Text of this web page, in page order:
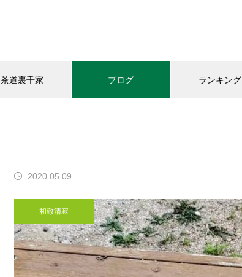
茶道裏千家 ブログ ランキング
「おうちカフェありがと｣さん
2020.05.09
和敬清寂